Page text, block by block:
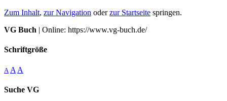
Zum Inhalt, zur Navigation oderzur Startseite springen.
VG Buch | Online: https://www.vg-buch.de/
Schriftgröße
A A A
Suche VG